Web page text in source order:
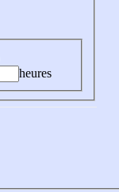
heures